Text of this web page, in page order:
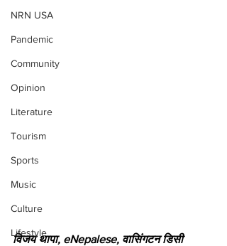
NRN USA
Pandemic
Community
Opinion
Literature
Tourism
Sports
Music
Culture
Lifestyle
विजय थापा, eNepalese, वासिंगटन डिसी